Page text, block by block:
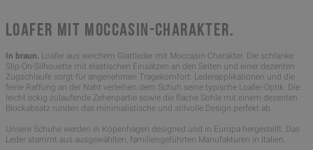
LOAFER MIT MOCCASIN-CHARAKTER.
In braun. Loafer aus weichem Glattleder mit Moccasin-Charakter. Die schlanke
Slip-On-Silhouette mit elastischen Einsätzen an den Seiten und einer dezenten
Zugschlaufe sorgt für angenehmen Tragekomfort. Lederapplikationen und die
feine Raffung an der Naht verleihen dem Schuh seine typische Loafer-Optik. Die
leicht eckig zulaufende Zehenpartie sowie die flache Sohle mit einem dezenten
Blockabsatz runden das minimalistische und stilvolle Design perfekt ab.
Unsere Schuhe werden in Kopenhagen designed und in Europa hergestellt. Das
Leder stammt aus ausgewählten, familiengeführten Manufakturen in Italien.